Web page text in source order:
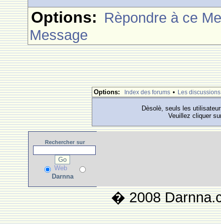
Options: Rèpondre à ce
Message
Options: Index des forums • Les discussions
Dèsolè, seuls les
Veuillez cliquer
Rechercher sur
Web
Darnna
� 2008